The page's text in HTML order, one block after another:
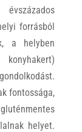
forrásból
a helyben
fontossága,
helyet.